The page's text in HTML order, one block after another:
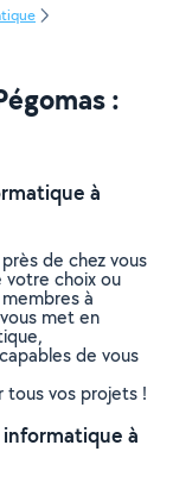
:
à
de chez vous
votre choix ou
à
met en
de vous
tous vos projets !
à